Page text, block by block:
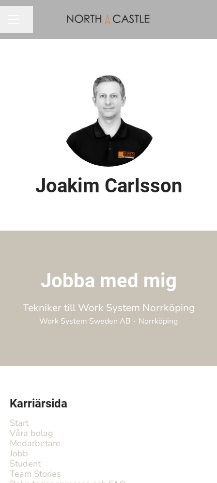
Joakim Carlsson
Jobba med mig
Tekniker till Work System Norrköping
Work System Sweden AB · Norrköping
Karriärsida
Start
Våra bolag
Medarbetare
Jobb
Student
Team Stories